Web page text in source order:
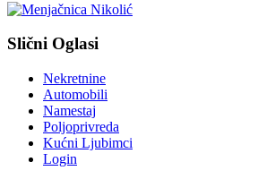
Slični Oglasi
Nekretnine
Automobili
Namestaj
Poljoprivreda
Kućni Ljubimci
Login